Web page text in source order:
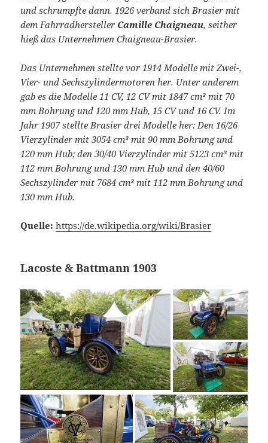
und schrumpfte dann. 1926 verband sich Brasier mit
dem Fahrradhersteller Camille Chaigneau, seither
hieß das Unternehmen Chaigneau-Brasier.
Das Unternehmen stellte vor 1914 Modelle mit Zwei-,
Vier- und Sechszylindermotoren her. Unter anderem
gab es die Modelle 11 CV, 12 CV mit 1847 cm³ mit 70
mm Bohrung und 120 mm Hub, 15 CV und 16 CV. Im
Jahr 1907 stellte Brasier drei Modelle her: Den 16/26
Vierzylinder mit 3054 cm³ mit 90 mm Bohrung und
120 mm Hub; den 30/40 Vierzylinder mit 5123 cm³ mit
112 mm Bohrung und 130 mm Hub und den 40/60
Sechszylinder mit 7684 cm³ mit 112 mm Bohrung und
130 mm Hub.
Quelle: https://de.wikipedia.org/wiki/Brasier
Lacoste & Battmann 1903